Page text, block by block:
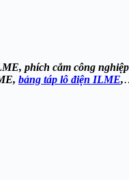
phích cắm công
bảng táp lô điện ILME,